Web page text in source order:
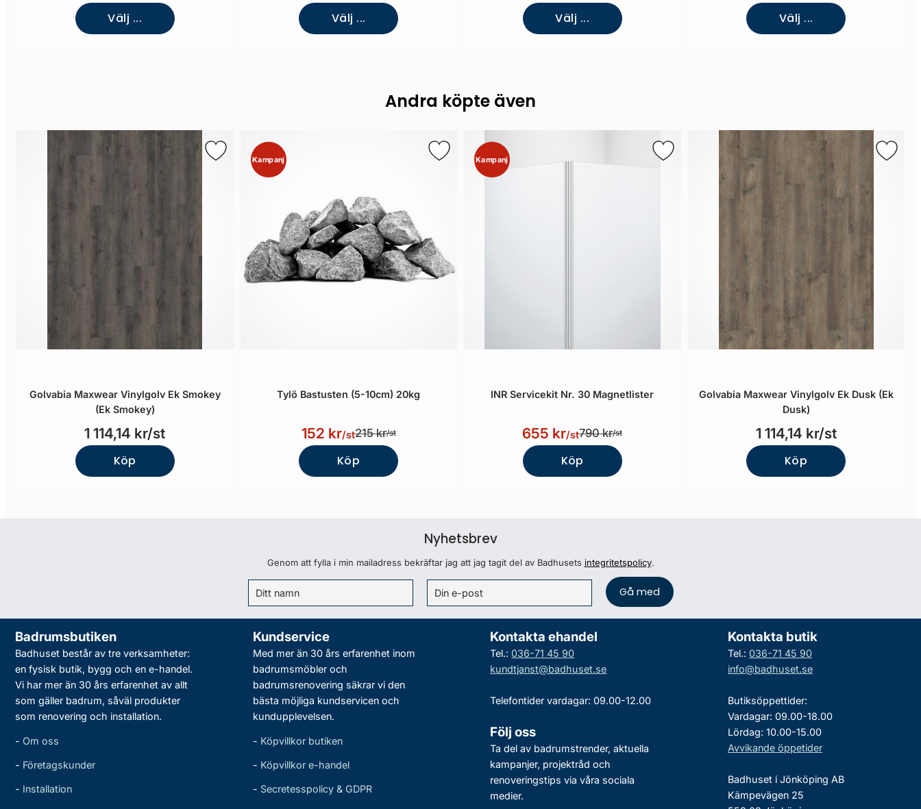
Välj ... Välj ... Välj ... Välj ...
Andra köpte även
Golvabia Maxwear Vinylgolv Ek Smokey
(Ek Smokey)
1 114,14 kr/st
Köp
Kampanj
Tylö Bastusten (5-10cm) 20kg
152 kr/st215 kr/st
Köp
Kampanj
INR Servicekit Nr. 30 Magnetlister
655 kr/st790 kr/st
Köp
Golvabia Maxwear Vinylgolv Ek Dusk (Ek
Dusk)
1 114,14 kr/st
Köp
Nyhetsbrev
Genom att fylla i min mailadress bekräftar jag att jag tagit del av Badhusets integritetspolicy.
Badrumsbutiken
Badhuset består av tre verksamheter:
en fysisk butik, bygg och en e-handel.
Vi har mer än 30 års erfarenhet av allt
som gäller badrum, såväl produkter
som renovering och installation.
- Om oss
- Företagskunder
- Installation
Kundservice
Med mer än 30 års erfarenhet inom
badrumsmöbler och
badrumsrenovering säkrar vi den
bästa möjliga kundservicen och
kundupplevelsen.
- Köpvillkor butiken
- Köpvillkor e-handel
- Secretesspolicy & GDPR
Kontakta ehandel
Tel.: 036-71 45 90
kundtjanst@badhuset.se
Telefontider vardagar: 09.00-12.00
Följ oss
Ta del av badrumstrender, aktuella
kampanjer, projektråd och
renoveringstips via våra sociala
medier.
Kontakta butik
Tel.: 036-71 45 90
info@badhuset.se
Butiksöppettider:
Vardagar: 09.00-18.00
Lördag: 10.00-15.00
Avvikande öppetider
Badhuset i Jönköping AB
Kämpevägen 25